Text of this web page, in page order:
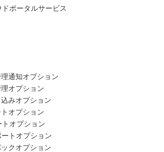
ポータルサービス
通知オプション
オプション
みオプション
オプション
オプション
トオプション
クオプション